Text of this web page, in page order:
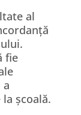
al
fie
a
școală.